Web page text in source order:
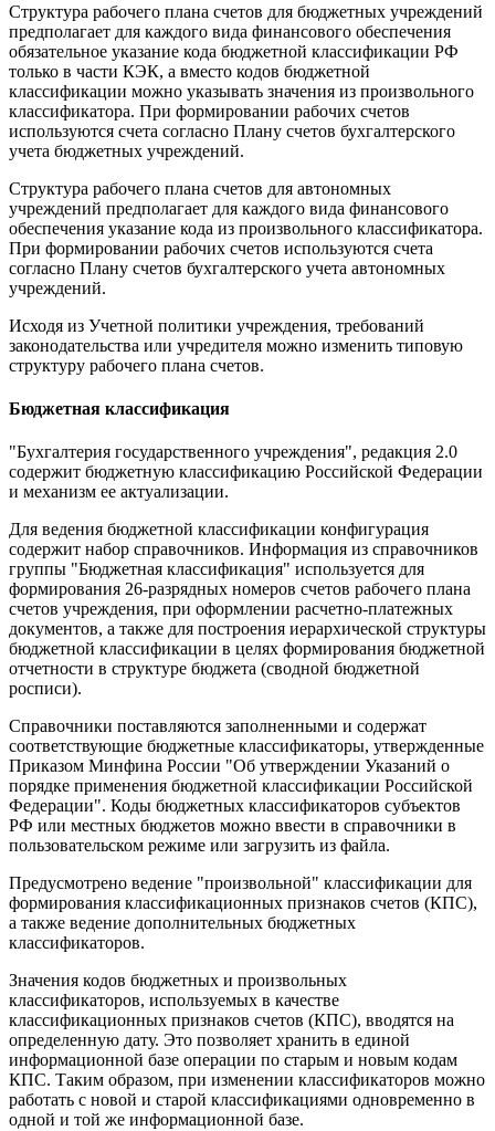
Структура рабочего плана счетов для бюджетных учреждений
предполагает для каждого вида финансового обеспечения
обязательное указание кода бюджетной классификации РФ
только в части КЭК, а вместо кодов бюджетной
классификации можно указывать значения из произвольного
классификатора. При формировании рабочих счетов
используются счета согласно Плану счетов бухгалтерского
учета бюджетных учреждений.
Структура рабочего плана счетов для автономных
учреждений предполагает для каждого вида финансового
обеспечения указание кода из произвольного классификатора.
При формировании рабочих счетов используются счета
согласно Плану счетов бухгалтерского учета автономных
учреждений.
Исходя из Учетной политики учреждения, требований
законодательства или учредителя можно изменить типовую
структуру рабочего плана счетов.
Бюджетная классификация
"Бухгалтерия государственного учреждения", редакция 2.0
содержит бюджетную классификацию Российской Федерации
и механизм ее актуализации.
Для ведения бюджетной классификации конфигурация
содержит набор справочников. Информация из справочников
группы "Бюджетная классификация" используется для
формирования 26-разрядных номеров счетов рабочего плана
счетов учреждения, при оформлении расчетно-платежных
документов, а также для построения иерархической структуры
бюджетной классификации в целях формирования бюджетной
отчетности в структуре бюджета (сводной бюджетной
росписи).
Справочники поставляются заполненными и содержат
соответствующие бюджетные классификаторы, утвержденные
Приказом Минфина России "Об утверждении Указаний о
порядке применения бюджетной классификации Российской
Федерации". Коды бюджетных классификаторов субъектов
РФ или местных бюджетов можно ввести в справочники в
пользовательском режиме или загрузить из файла.
Предусмотрено ведение "произвольной" классификации для
формирования классификационных признаков счетов (КПС),
а также ведение дополнительных бюджетных
классификаторов.
Значения кодов бюджетных и произвольных
классификаторов, используемых в качестве
классификационных признаков счетов (КПС), вводятся на
определенную дату. Это позволяет хранить в единой
информационной базе операции по старым и новым кодам
КПС. Таким образом, при изменении классификаторов можно
работать с новой и старой классификациями одновременно в
одной и той же информационной базе.